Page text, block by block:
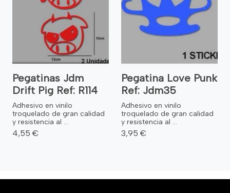
Pegatinas Jdm
Drift Pig Ref: R114
Adhesivo en vinilo
troquelado de gran calidad
y resistencia al ...
4,55 €
Pegatina Love Punk
Ref: Jdm35
Adhesivo en vinilo
troquelado de gran calidad
y resistencia al ...
3,95 €